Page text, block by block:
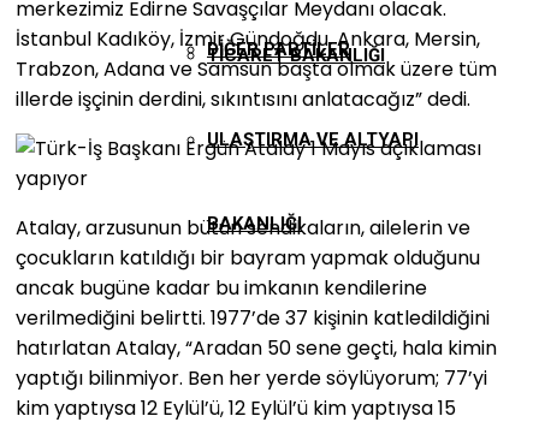
DIĞER PARTILER
TICARET BAKANLIĞI
ULAŞTIRMA VE ALTYAPI
BAKANLIĞI
merkezimiz Edirne Savaşçılar Meydanı olacak.
İstanbul Kadıköy, İzmir Gündoğdu, Ankara, Mersin,
Trabzon, Adana ve Samsun başta olmak üzere tüm
illerde işçinin derdini, sıkıntısını anlatacağız” dedi.
Atalay, arzusunun bütün sendikaların, ailelerin ve
çocukların katıldığı bir bayram yapmak olduğunu
ancak bugüne kadar bu imkanın kendilerine
verilmediğini belirtti. 1977’de 37 kişinin katledildiğini
hatırlatan Atalay, “Aradan 50 sene geçti, hala kimin
yaptığı bilinmiyor. Ben her yerde söylüyorum; 77’yi
kim yaptıysa 12 Eylül’ü, 12 Eylül’ü kim yaptıysa 15